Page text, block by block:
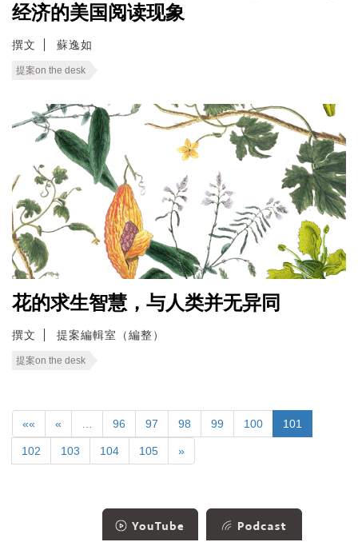
经济的美国阅读现象
撰文 蘇逸如
提案on the desk
花的求生智慧，与人类并无异同
撰文 提案編輯室（編整）
提案on the desk
«« « 96 97 98 99 100 101
102 103 104 105 »